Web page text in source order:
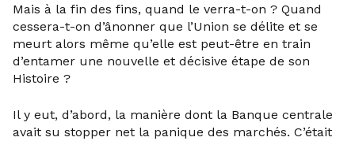
Mais à la fin des fins, quand le verra-t-on ? Quand
cessera-t-on d’ânonner que l’Union se délite et se
meurt alors même qu’elle est peut-être en train
d’entamer une nouvelle et décisive étape de son
Histoire ?
Il y eut, d’abord, la manière dont la Banque centrale
avait su stopper net la panique des marchés. C’était